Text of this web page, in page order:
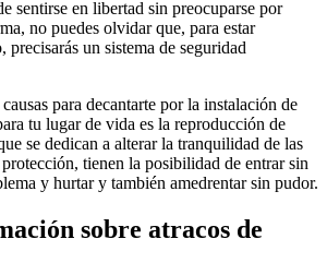
sentirse en libertad sin preocuparse por
no puedes olvidar que, para estar
un sistema de seguridad
para decantarte por la instalación de
tu lugar de vida es la reproducción de
se dedican a alterar la tranquilidad de las
tienen la posibilidad de entrar sin
y hurtar y también amedrentar sin pudor.
sobre atracos de